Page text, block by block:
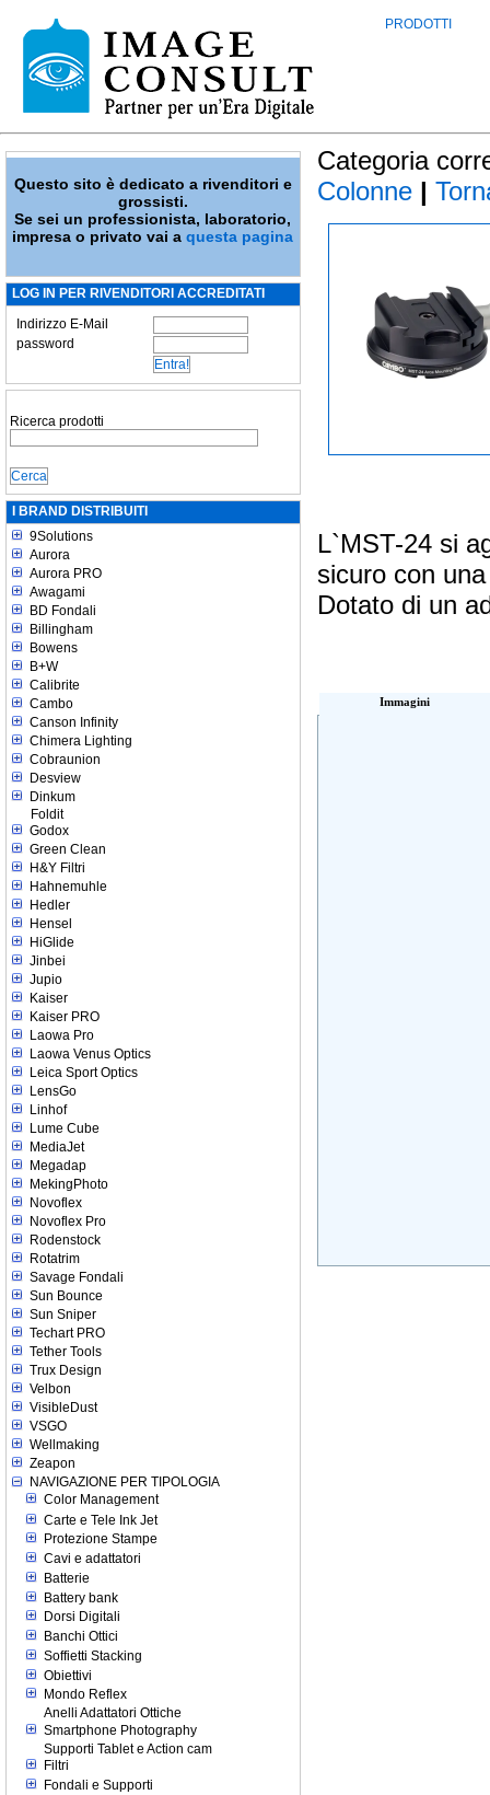
PRODOTTI
Questo sito è dedicato a rivenditori e
grossisti.
Se sei un professionista, laboratorio,
impresa o privato vai aquesta pagina
LOG IN PER RIVENDITORI ACCREDITATI
Indirizzo E-Mail
password
Ricerca prodotti
I BRAND DISTRIBUITI
9Solutions
Aurora
Aurora PRO
Awagami
BD Fondali
Billingham
Bowens
B+W
Calibrite
Cambo
Canson Infinity
Chimera Lighting
Cobraunion
Desview
Dinkum
Foldit
Godox
Green Clean
H&Y Filtri
Hahnemuhle
Hedler
Hensel
HiGlide
Jinbei
Jupio
Kaiser
Kaiser PRO
Laowa Pro
Laowa Venus Optics
Leica Sport Optics
LensGo
Linhof
Lume Cube
MediaJet
Megadap
MekingPhoto
Novoflex
Novoflex Pro
Rodenstock
Rotatrim
Savage Fondali
Sun Bounce
Sun Sniper
Techart PRO
Tether Tools
Trux Design
Velbon
VisibleDust
VSGO
Wellmaking
Zeapon
NAVIGAZIONE PER TIPOLOGIA
Color Management
Carte e Tele Ink Jet
Protezione Stampe
Cavi e adattatori
Batterie
Battery bank
Dorsi Digitali
Banchi Ottici
Soffietti Stacking
Obiettivi
Mondo Reflex
Anelli Adattatori Ottiche
Smartphone Photography
Supporti Tablet e Action cam
Filtri
Fondali e Supporti
Categoria
Colonne |
L`MST-24 si
sicuro con
Dotato di un
Immagini